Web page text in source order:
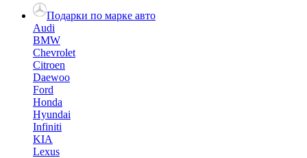
Подарки по марке авто
Audi
BMW
Chevrolet
Citroen
Daewoo
Ford
Honda
Hyundai
Infiniti
KIA
Lexus